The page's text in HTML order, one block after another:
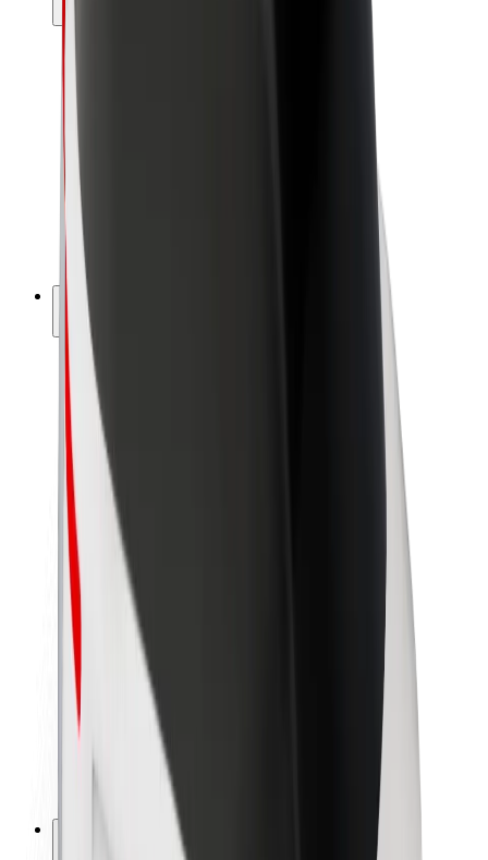
Entreprise
À propos de Bolt
La durabilité chez Bolt
Project Zero
Blog
Actualités
Lignes directrices de marque
Notre mission
Relations investisseurs
Équipe de direction
La marque
Ressources
Fonds urbain